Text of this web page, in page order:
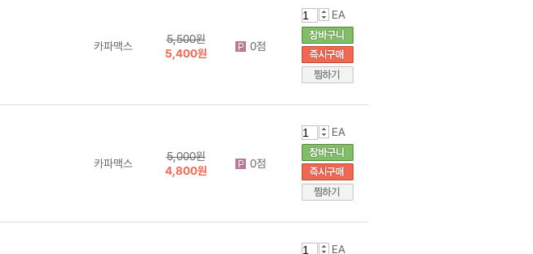
카파맥스
5,500원
5,400원
0점
EA
카파맥스
5,000원
4,800원
0점
EA
EA